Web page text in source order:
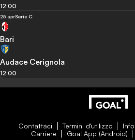
12:00
25 aprSerie C
Bari
Audace Cerignola
12:00
Contattaci Termini d'utilizzo
Carriere
Goal App (Android)